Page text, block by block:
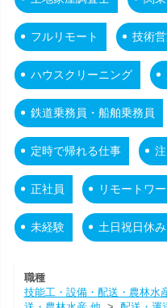
フルリモート 技術
ハウスクリーニング
鉄道乗務員・船舶乗務員
定時で帰れる仕事
正社員 リモートワ
未経験 土日祝日休み
職種
技能工・設備・配送・農林水